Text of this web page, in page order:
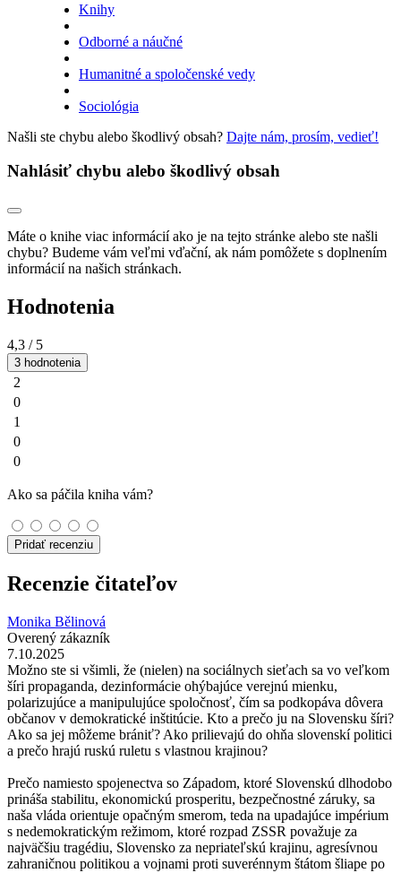
Knihy
Odborné a náučné
Humanitné a spoločenské vedy
Sociológia
Našli ste chybu alebo škodlivý obsah? Dajte nám, prosím, vedieť!
Nahlásiť chybu alebo škodlivý obsah
Máte o knihe viac informácií ako je na tejto stránke alebo ste našli
chybu? Budeme vám veľmi vďační, ak nám pomôžete s doplnením
informácií na našich stránkach.
Hodnotenia
4,3 / 5
3 hodnotenia
2
0
1
0
0
Ako sa páčila kniha vám?
Pridať recenziu
Recenzie čitateľov
Monika Bělinová
Overený zákazník
7.10.2025
Možno ste si všimli, že (nielen) na sociálnych sieťach sa vo veľkom
šíri propaganda, dezinformácie ohýbajúce verejnú mienku,
polarizujúce a manipulujúce spoločnosť, čím sa podkopáva dôvera
občanov v demokratické inštitúcie. Kto a prečo ju na Slovensku šíri?
Ako sa jej môžeme brániť? Ako prilievajú do ohňa slovenskí politici
a prečo hrajú ruskú ruletu s vlastnou krajinou?
Prečo namiesto spojenectva so Západom, ktoré Slovenskú dlhodobo
prináša stabilitu, ekonomickú prosperitu, bezpečnostné záruky, sa
naša vláda orientuje opačným smerom, teda na upadajúce impérium
s nedemokratickým režimom, ktoré rozpad ZSSR považuje za
najväčšiu tragédiu, Slovensko za nepriateľskú krajinu, agresívnou
zahraničnou politikou a vojnami proti suverénnym štátom šliape po